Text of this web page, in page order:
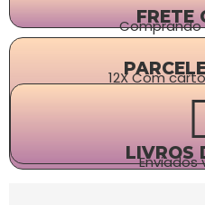
FRETE
Comprando
12X Com
LIVROS
Enviados